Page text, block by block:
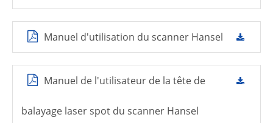
Manuel d'utilisation du scanner Hansel
Manuel de l'utilisateur de la tête de
balayage laser spot du scanner Hansel